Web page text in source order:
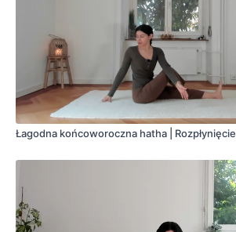
Łagodna końcoworoczna hatha | Rozpłynięcie